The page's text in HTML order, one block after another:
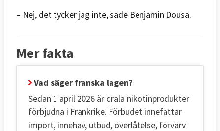
– Nej, det tycker jag inte, sade Benjamin Dousa.
Mer fakta
Vad säger franska lagen?
Sedan 1 april 2026 är orala nikotinprodukter
förbjudna i Frankrike. Förbudet innefattar
import, innehav, utbud, överlåtelse, förvärv